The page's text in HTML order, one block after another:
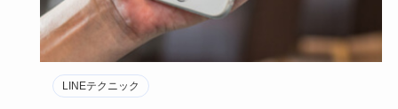
LINEテクニック